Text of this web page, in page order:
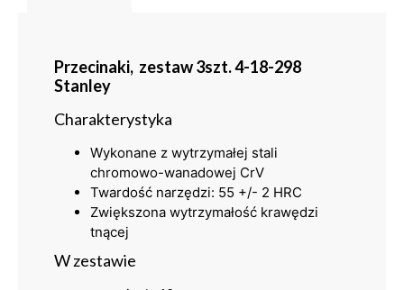
Przecinaki, zestaw 3szt. 4-18-298
Stanley
Charakterystyka
Wykonane z wytrzymałej stali
chromowo-wanadowej CrV
Twardość narzędzi: 55 +/- 2 HRC
Zwiększona wytrzymałość krawędzi
tnącej
W zestawie